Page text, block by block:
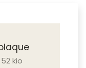
52 kio